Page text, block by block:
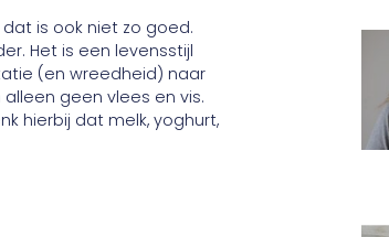
is ook niet zo goed.
Het is een levensstijl
(en wreedheid) naar
geen vlees en vis.
hierbij dat melk, yoghurt,